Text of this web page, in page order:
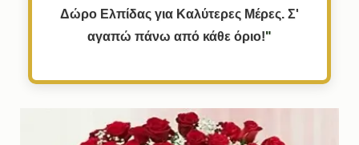
Δώρο Ελπίδας για Καλύτερες Μέρες. Σ'
αγαπώ πάνω από κάθε όριο!"